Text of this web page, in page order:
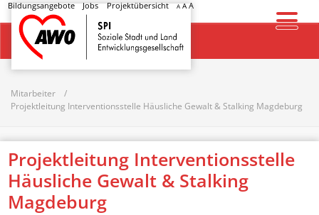
Bildungsangebote Jobs Projektübersicht A AA
Startseite
Mitarbeiter
Projektleitung Interventionsstelle Häusliche Gewalt & Stalking Magdeburg
Projektleitung Interventionsstelle
Häusliche Gewalt & Stalking
Magdeburg